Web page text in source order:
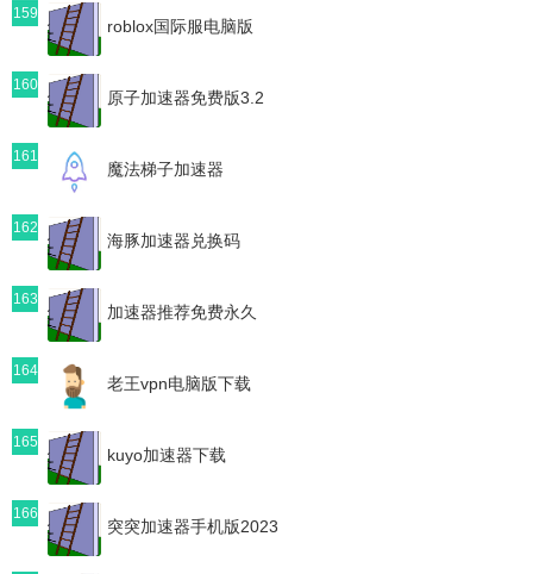
159
roblox国际服电脑版
160
原子加速器免费版3.2
161
魔法梯子加速器
162
海豚加速器兑换码
163
加速器推荐免费永久
164
老王vpn电脑版下载
165
kuyo加速器下载
166
突突加速器手机版2023